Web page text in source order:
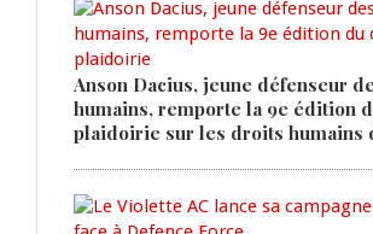
Anson Dacius, jeune défenseur
humains, remporte la 9e édition
plaidoirie sur les droits humains